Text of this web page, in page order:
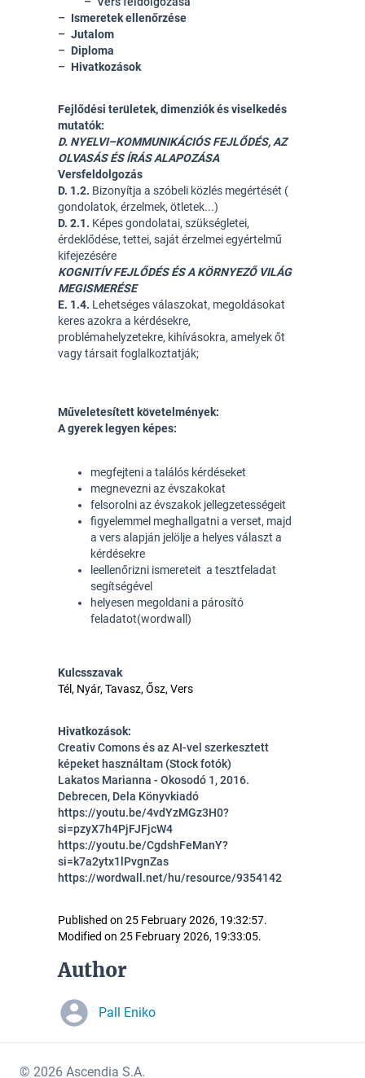
Ismeretek ellenőrzése
Jutalom
Diploma
Hivatkozások
Fejlődési területek, dimenziók és viselkedés
mutatók:
D. NYELVI–KOMMUNIKÁCIÓS FEJLŐDÉS, AZ
OLVASÁS ÉS ÍRÁS ALAPOZÁSA
Versfeldolgozás
D. 1.2. Bizonyítja a szóbeli közlés megértését (
gondolatok, érzelmek, ötletek...)
D. 2.1. Képes gondolatai, szükségletei,
érdeklődése, tettei, saját érzelmei egyértelmű
kifejezésére
KOGNITÍV FEJLŐDÉS ÉS A KÖRNYEZŐ VILÁG
MEGISMERÉSE
E. 1.4. Lehetséges válaszokat, megoldásokat
keres azokra a kérdésekre,
problémahelyzetekre, kihívásokra, amelyek őt
vagy társait foglalkoztatják;
Műveletesített követelmények:
A gyerek legyen képes:
megfejteni a találós kérdéseket
megnevezni az évszakokat
felsorolni az évszakok jellegzetességeit
figyelemmel meghallgatni a verset, majd
a vers alapján jelölje a helyes választ a
kérdésekre
leellenőrizni ismereteit  a tesztfeladat
segítségével
helyesen megoldani a párosító
feladatot(wordwall)
Kulcsszavak
Tél, Nyár, Tavasz, Ősz, Vers
Hivatkozások:
Creativ Comons és az AI-vel szerkesztett
képeket használtam (Stock fotók)
Lakatos Marianna - Okosodó 1, 2016.
Debrecen, Dela Könyvkiadó
https://youtu.be/4vdYzMGz3H0?
si=pzyX7h4PjFJFjcW4
https://youtu.be/CgdshFeManY?
si=k7a2ytx1lPvgnZas
https://wordwall.net/hu/resource/9354142
Published on 25 February 2026, 19:32:57.
Modified on 25 February 2026, 19:33:05.
Author
Pall Eniko
© 2026 Ascendia S.A.